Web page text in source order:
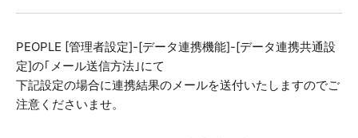
PEOPLE [管理者設定]-[データ連携機能]-[データ連携共通設
定]の｢メール送信方法｣にて
下記設定の場合に連携結果のメールを送付いたしますのでご
注意くださいませ。